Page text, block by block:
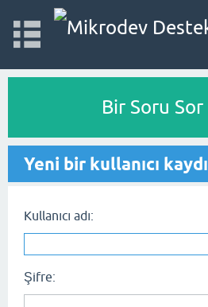
Bir Soru Sor
Yeni bir kullanıcı kaydı
Kullanıcı adı:
Şifre: